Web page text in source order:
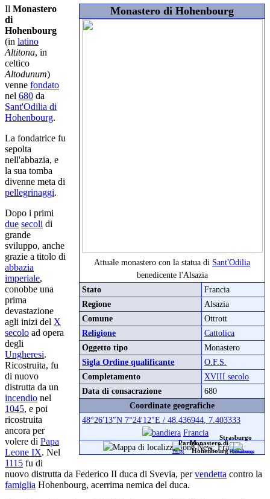
Monastero di Hohenbourg
Attuale monastero con la statua di Sant'Odilia
benedicente l'Alsazia
Stato
Francia
Regione
Alsazia
Comune
Ottrott
Religione
Cattolica
Oggetto tipo
Monastero
Sigla Ordine qualificante
O.F.S.
Completamento
XVIII secolo
Data di consacrazione
680
Coordinate geografiche
48°26′13″N 7°24′12″E /48.436944 7.403333
Francia
Monastero di
Hohenbourg
Strasburgo
Parigi
Il Monastero
di
Hohenbourg
(in latino
Altitona, in
celtico
Altodunum)
venne fondato
nel 680 da
Sant'Odilia di
Hohenbourg.
La fondatrice fu
sepolta
nell'abbazia, e
la sua tomba
divenne meta di
pellegrinaggi.
Dopo i primi
due secoli di
grande
sviluppo, anche
grazie a titolo di
abbazia
imperiale,
conobbe una
prima
devastazione
agli inizi del X
secolo ad opera
degli
Ungheresi.
Ricostruita, fu
di nuovo
distrutta da un
incendio nel
1045, e poi
ricostruita
ancora per
volere di Papa
Leone IX. Nel
1115 fu di
nuovo distrutta da Federico II duca di Svevia, pervendetta contro la
famiglia Hohenbourg, acerrima nemica del duca.